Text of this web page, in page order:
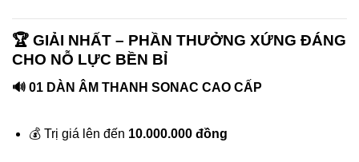
🏆 GIẢI NHẤT – PHẦN THƯỞNG XỨNG ĐÁNG
CHO NỖ LỰC BỀN BỈ
🔊 01 DÀN ÂM THANH SONAC CAO CẤP
💰 Trị giá lên đến 10.000.000 đồng